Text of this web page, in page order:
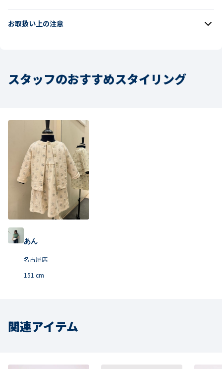
お取扱い上の注意
スタッフのおすすめスタイリング
あん
名古屋店
151 cm
関連アイテム